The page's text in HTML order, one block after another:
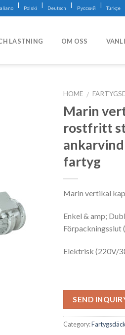
| Polski | Deutsch | Русский | Türkçe
LASTNING OM OSS
HOME /
Marin
rostfritt
fartyg
Marin vertikal
Enkel & amp;
Förpackningsslut
Elektrisk (220V/
SEND
Category: